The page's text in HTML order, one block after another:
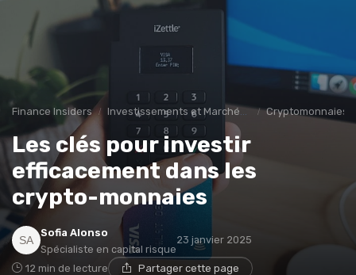
Finance Insiders Investissements et Marchés Financiers Cryptomonnaies
Les clés pour investir
efficacement dans les
crypto-monnaies
Sofia Alonso
Spécialiste en capital risque
23 janvier 2025
12 min de lecture Partager cette page